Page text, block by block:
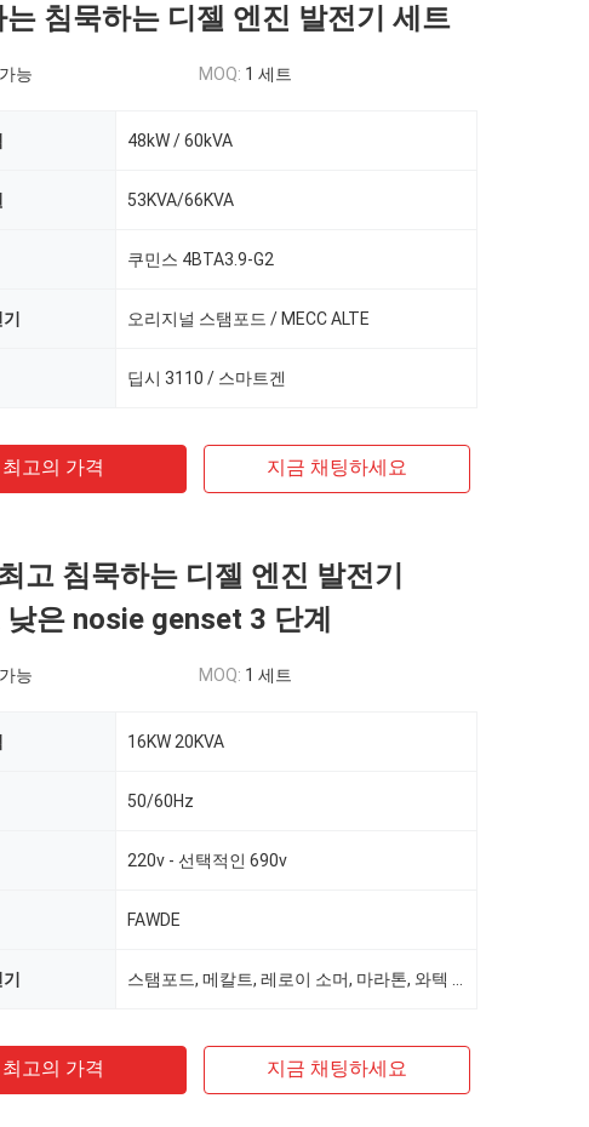
침묵하는 디젤 엔진 발전기 세트
능 MOQ: 1 세트
48kW / 60kVA
53KVA/66KVA
쿠민스 4BTA3.9-G2
오리지널 스탬포드 / MECC ALTE
딥시 3110 / 스마트겐
최고의 가격 지금 채팅하세요
고 침묵하는 디젤 엔진 발전기
은 nosie genset 3 단계
능 MOQ: 1 세트
16KW 20KVA
50/60Hz
220v - 선택적인 690v
FAWDE
최고의 가격 지금 채팅하세요